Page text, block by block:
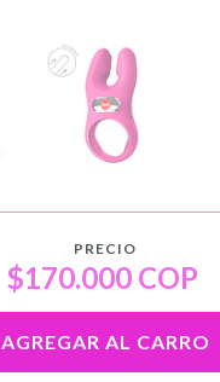
PRECIO
$170.000 COP
AGREGAR AL CARRO